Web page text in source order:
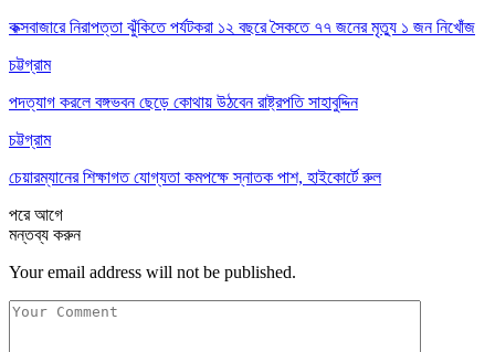
কক্সবাজারে নিরাপত্তা ঝুঁকিতে পর্যটকরা ১২ বছরে সৈকতে ৭৭ জনের মৃত্যু ১ জন নিখোঁজ
চট্টগ্রাম
পদত্যাগ করলে বঙ্গভবন ছেড়ে কোথায় উঠবেন রাষ্ট্রপতি সাহাবুদ্দিন
চট্টগ্রাম
চেয়ারম্যানের শিক্ষাগত যোগ্যতা কমপক্ষে স্নাতক পাশ, হাইকোর্টে রুল
পরেআগে
মন্তব্য করুন
Your email address will not be published.